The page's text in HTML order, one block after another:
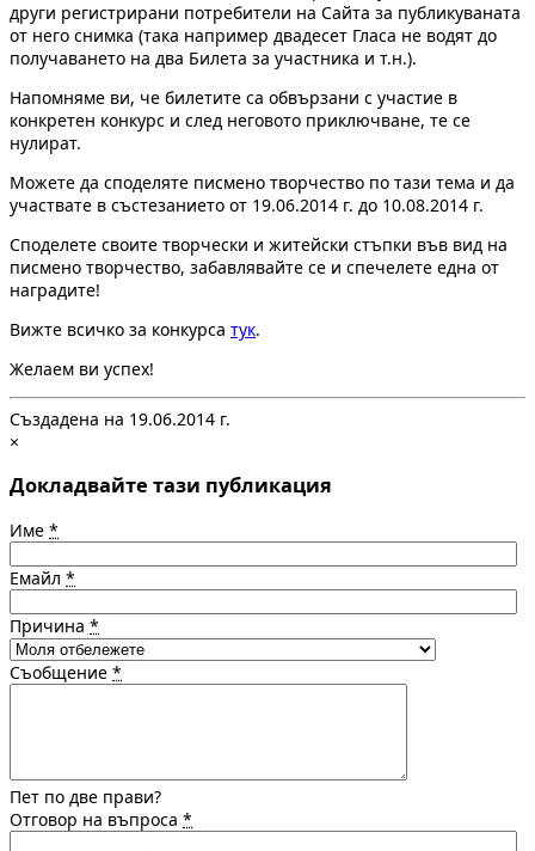
други регистрирани потребители на Сайта за публикуваната
от него снимка (така например двадесет Гласа не водят до
получаването на два Билета за участника и т.н.).
Напомняме ви, че билетите са обвързани с участие в
конкретен конкурс и след неговото приключване, те се
нулират.
Можете да споделяте писмено творчество по тази тема и да
участвате в състезанието от 19.06.2014 г. до 10.08.2014 г.
Споделете своите творчески и житейски стъпки във вид на
писмено творчество, забавлявайте се и спечелете една от
наградите!
Вижте всичко за конкурса тук.
Желаем ви успех!
Създадена на 19.06.2014 г.
×
Докладвайте тази публикация
Име *
Емайл *
Причина *
Съобщение *
Пет по две прави?
Отговор на въпроса *